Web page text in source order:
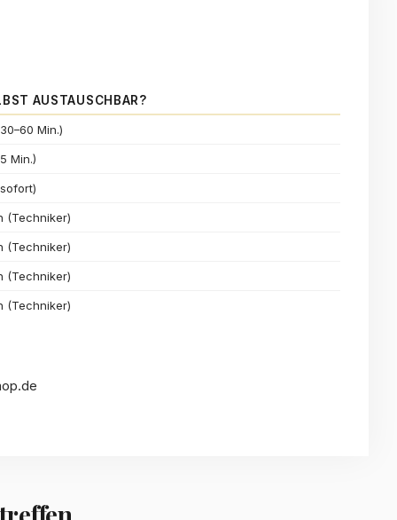
AUSTAUSCHBAR?
Min.)
Min.)
(Techniker)
(Techniker)
(Techniker)
(Techniker)